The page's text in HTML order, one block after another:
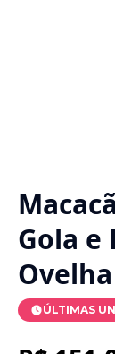
Gola e
ÚLTIMAS